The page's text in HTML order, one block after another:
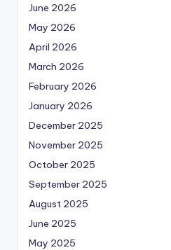
June 2026
May 2026
April 2026
March 2026
February 2026
January 2026
December 2025
November 2025
October 2025
September 2025
August 2025
June 2025
May 2025